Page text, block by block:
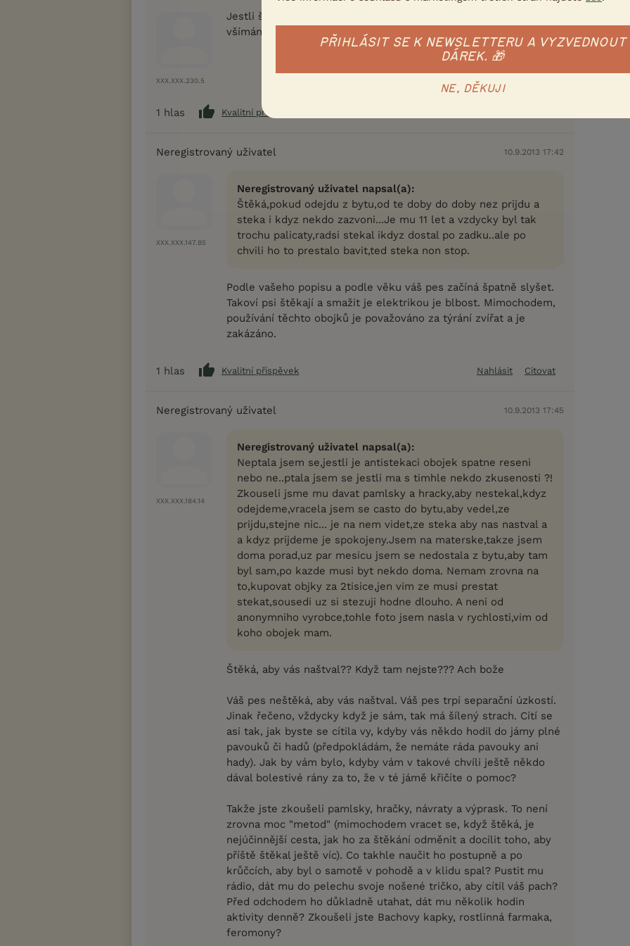
XXX.XXX.230.5
Jestli štěká i když jste doma tak by chtěl pozornost a více
všímání si ho...
1 hlas Kvalitní příspěvek
Neregistrovaný uživatel 10.9.2013 17:42
XXX.XXX.147.85
Neregistrovaný uživatel napsal(a):
Štěká,pokud odejdu z bytu,od te doby do doby nez prijdu a
steka i kdyz nekdo zazvoni...Je mu 11 let a vzdycky byl tak
trochu palicaty,radsi stekal ikdyz dostal po zadku..ale po
chvili ho to prestalo bavit,ted steka non stop.
Podle vašeho popisu a podle věku váš pes začíná špatně slyšet.
Takoví psi štěkají a smažit je elektrikou je blbost. Mimochodem,
používání těchto obojků je považováno za týrání zvířat a je
zakázáno.
1 hlas Kvalitní příspěvek Nahlásit Citovat
Neregistrovaný uživatel 10.9.2013 17:45
XXX.XXX.184.14
Neregistrovaný uživatel napsal(a):
Neptala jsem se,jestli je antistekaci obojek spatne reseni
nebo ne..ptala jsem se jestli ma s timhle nekdo zkusenosti ?!
Zkouseli jsme mu davat pamlsky a hracky,aby nestekal,kdyz
odejdeme,vracela jsem se casto do bytu,aby vedel,ze
prijdu,stejne nic... je na nem videt,ze steka aby nas nastval a
a kdyz prijdeme je spokojeny.Jsem na materske,takze jsem
doma porad,uz par mesicu jsem se nedostala z bytu,aby tam
byl sam,po kazde musi byt nekdo doma. Nemam zrovna na
to,kupovat objky za 2tisice,jen vim ze musi prestat
stekat,sousedi uz si stezuji hodne dlouho. A neni od
anonymniho vyrobce,tohle foto jsem nasla v rychlosti,vim od
koho obojek mam.
Štěká, aby vás naštval?? Když tam nejste??? Ach bože
Váš pes neštěká, aby vás naštval. Váš pes trpí separační úzkostí.
Jinak řečeno, vždycky když je sám, tak má šílený strach. Cítí se
asi tak, jak byste se cítila vy, kdyby vás někdo hodil do jámy plné
pavouků či hadů (předpokládám, že nemáte ráda pavouky ani
hady). Jak by vám bylo, kdyby vám v takové chvíli ještě někdo
dával bolestivé rány za to, že v té jámě křičíte o pomoc?
Takže jste zkoušeli pamlsky, hračky, návraty a výprask. To není
zrovna moc "metod" (mimochodem vracet se, když štěká, je
nejúčinnější cesta, jak ho za štěkání odměnit a docílit toho, aby
příště štěkal ještě víc). Co takhle naučit ho postupně a po
krůčcích, aby byl o samotě v pohodě a v klidu spal? Pustit mu
rádio, dát mu do pelechu svoje nošené tričko, aby cítil váš pach?
Před odchodem ho důkladně utahat, dát mu několik hodin
aktivity denně? Zkoušeli jste Bachovy kapky, rostlinná farmaka,
feromony?
PŘIHLÁSIT SE K NEWSLETTERU A VYZVEDNOUT
DÁREK. 🎁
NE, DĚKUJI